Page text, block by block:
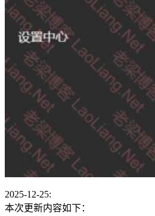
2025-12-25:
本次更新内容如下：